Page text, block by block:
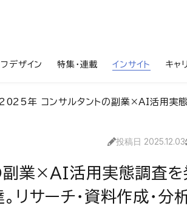
フデザイン 特集・連載 インサイト キャ
2025年 コンサルタントの副業×AI活用実態調査を発
投稿日 2025.12.03
副業×AI活用実態調査
サーチ・資料作成・分